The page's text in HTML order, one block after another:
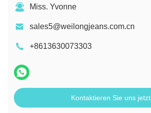
Miss. Yvonne
sales5@weilongjeans.com.cn
+8613630073303
Kontaktieren Sie uns jetzt